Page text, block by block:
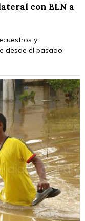
con ELN a
y
desde el pasado